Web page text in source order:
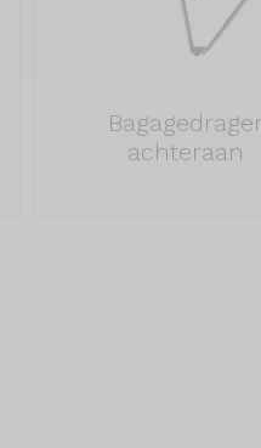
Bagagedrager
achteraan